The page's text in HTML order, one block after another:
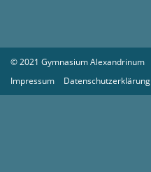
© 2021 Gymnasium Alexandrinum
Impressum
Datenschutzerklärung